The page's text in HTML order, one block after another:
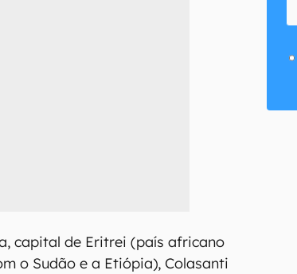
capital de Eritrei (país africano
o Sudão e a Etiópia), Colasanti